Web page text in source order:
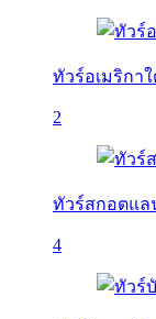
ทัวร์อเมริกา
2
ทัวร์สกอตแล
4